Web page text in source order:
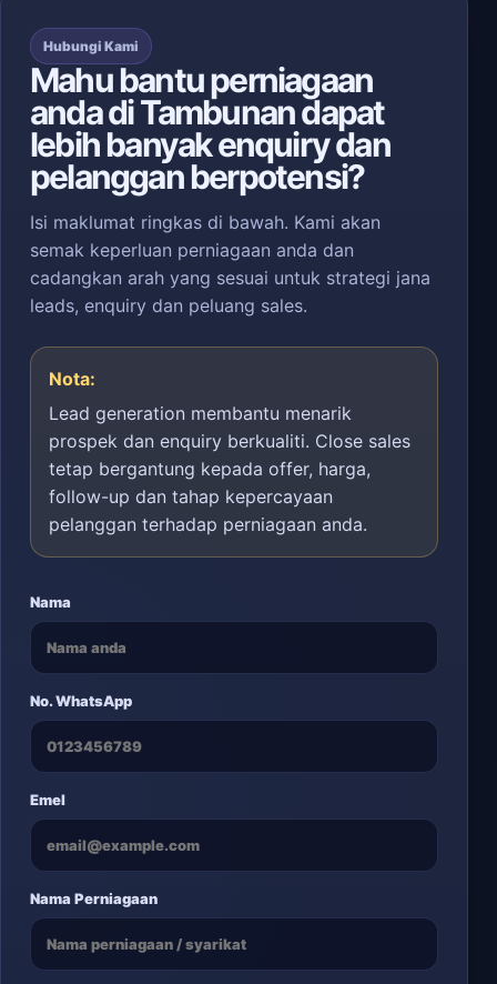
Hubungi Kami
Mahu bantu perniagaan
anda di Tambunan dapat
lebih banyak enquiry dan
pelanggan berpotensi?
Isi maklumat ringkas di bawah. Kami akan
semak keperluan perniagaan anda dan
cadangkan arah yang sesuai untuk strategi jana
leads, enquiry dan peluang sales.
Nota:
Lead generation membantu menarik
prospek dan enquiry berkualiti. Close sales
tetap bergantung kepada offer, harga,
follow-up dan tahap kepercayaan
pelanggan terhadap perniagaan anda.
Nama
No. WhatsApp
Emel
Nama Perniagaan